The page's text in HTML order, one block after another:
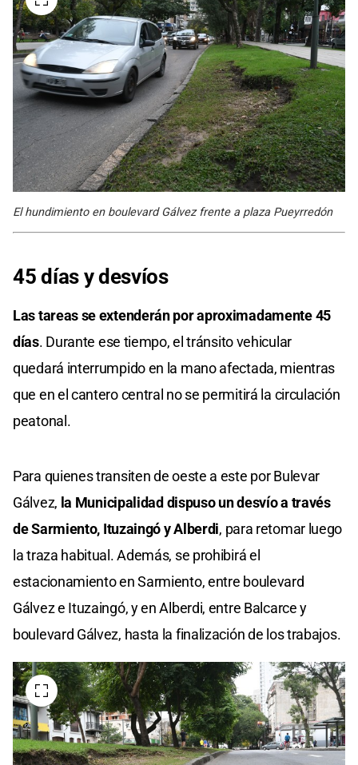
El hundimiento en boulevard Gálvez frente a plaza Pueyrredón
45 días y desvíos
Las tareas se extenderán por aproximadamente 45
días. Durante ese tiempo, el tránsito vehicular
quedará interrumpido en la mano afectada, mientras
que en el cantero central no se permitirá la circulación
peatonal.
Para quienes transiten de oeste a este por Bulevar
Gálvez, la Municipalidad dispuso un desvío a través
deSarmiento, Ituzaingó y Alberdi, para retomar luego
la traza habitual. Además, se prohibirá el
estacionamiento en Sarmiento, entre boulevard
Gálvez e Ituzaingó, y en Alberdi, entre Balcarce y
boulevard Gálvez, hasta la finalización de los trabajos.